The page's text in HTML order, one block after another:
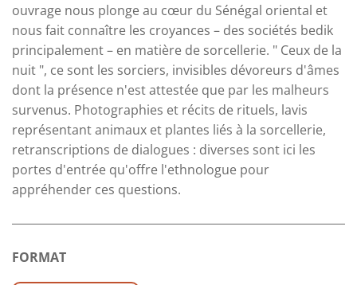
ouvrage nous plonge au cœur du Sénégal oriental et
nous fait connaître les croyances – des sociétés bedik
principalement – en matière de sorcellerie. " Ceux de la
nuit ", ce sont les sorciers, invisibles dévoreurs d'âmes
dont la présence n'est attestée que par les malheurs
survenus. Photographies et récits de rituels, lavis
représentant animaux et plantes liés à la sorcellerie,
retranscriptions de dialogues : diverses sont ici les
portes d'entrée qu'offre l'ethnologue pour
appréhender ces questions.
FORMAT